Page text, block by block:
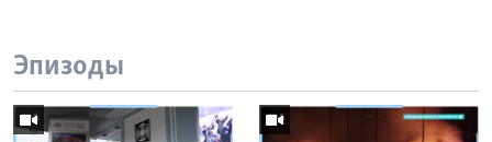
Эпизоды